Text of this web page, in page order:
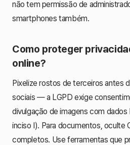
não tem permissão de
smartphones também.
Como proteger
online?
Pixelize rostos de terceiros antes
sociais — a LGPD exige
divulgação de imagens com
inciso I). Para documentos, oculte
completos. Use ferramentas que